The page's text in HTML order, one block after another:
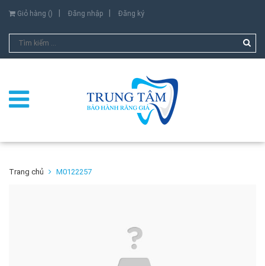
Giỏ hàng () Đăng nhập Đăng ký
Trang chủ M0122257